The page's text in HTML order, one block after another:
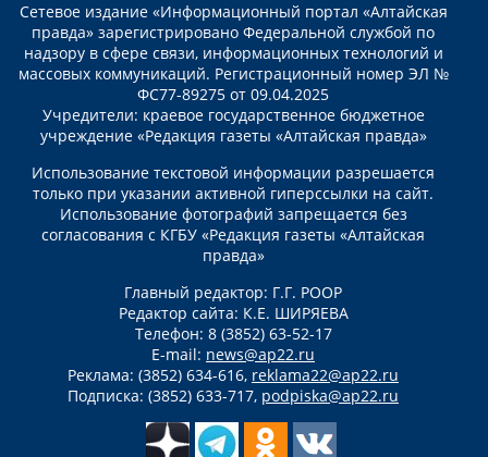
Сетевое издание «Информационный портал «Алтайская
правда» зарегистрировано Федеральной службой по
надзору в сфере связи, информационных технологий и
массовых коммуникаций. Регистрационный номер ЭЛ №
ФС77-89275 от 09.04.2025
Учредители: краевое государственное бюджетное
учреждение «Редакция газеты «Алтайская правда»
Использование текстовой информации разрешается
только при указании активной гиперссылки на сайт.
Использование фотографий запрещается без
согласования с КГБУ «Редакция газеты «Алтайская
правда»
Главный редактор: Г.Г. РООР
Редактор сайта: К.Е. ШИРЯЕВА
Телефон: 8 (3852) 63-52-17
E-mail: news@ap22.ru
Реклама: (3852) 634-616, reklama22@ap22.ru
Подписка: (3852) 633-717, podpiska@ap22.ru